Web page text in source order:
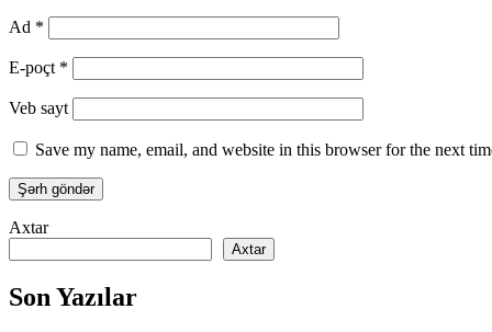
Ad *
E-poçt *
Veb sayt
Save my name, email, and website in this browser for the next
Axtar
Axtar
Son Yazılar